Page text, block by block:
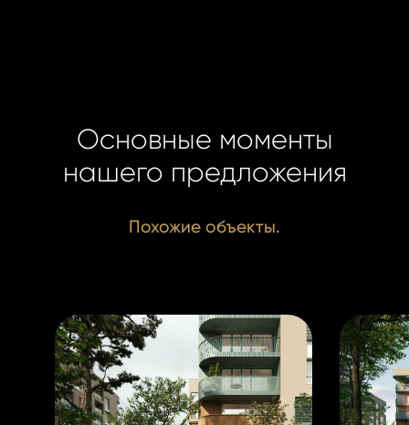
Основные моменты
нашего предложения
Похожие объекты.